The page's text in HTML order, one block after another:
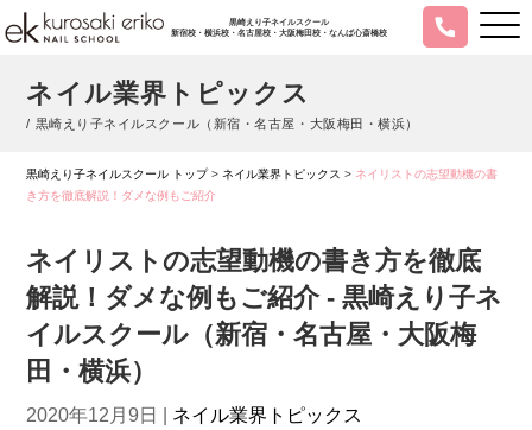
黒崎えり子ネイルスクール
新宿校・横浜校・名古屋校・大阪梅田校・なんば心斎橋校
ネイル業界トピックス
/ 黒崎えり子ネイルスクール（新宿・名古屋・大阪梅田・横浜）
黒崎えり子ネイルスクール トップ>ネイル業界トピックス > ネイリストの志望動機の書
き方を徹底解説！ダメな例もご紹介
ネイリストの志望動機の書き方を徹底
解説！ダメな例もご紹介 - 黒崎えり子ネ
イルスクール（新宿・名古屋・大阪梅
田・横浜）
2020年12月9日 | ネイル業界トピックス